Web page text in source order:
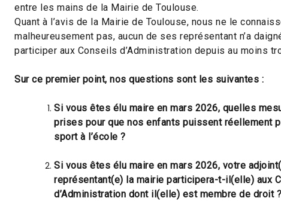
entre les mains de la Mairie de Toulouse.
Quant à l’avis de la Mairie de Toulouse, nous ne le
malheureusement pas, aucun de ses représentant n’a
participer aux Conseils d’Administration depuis au moins
Sur ce premier point, nos questions sont les suivantes :
Si vous êtes élu maire en mars 2026, quelles
prises pour que nos enfants puissent réellement
sport à l’école ?
Si vous êtes élu maire en mars 2026, votre
représentant(e) la mairie participera-t-il(elle) aux
d’Administration dont il(elle) est membre de droit ?